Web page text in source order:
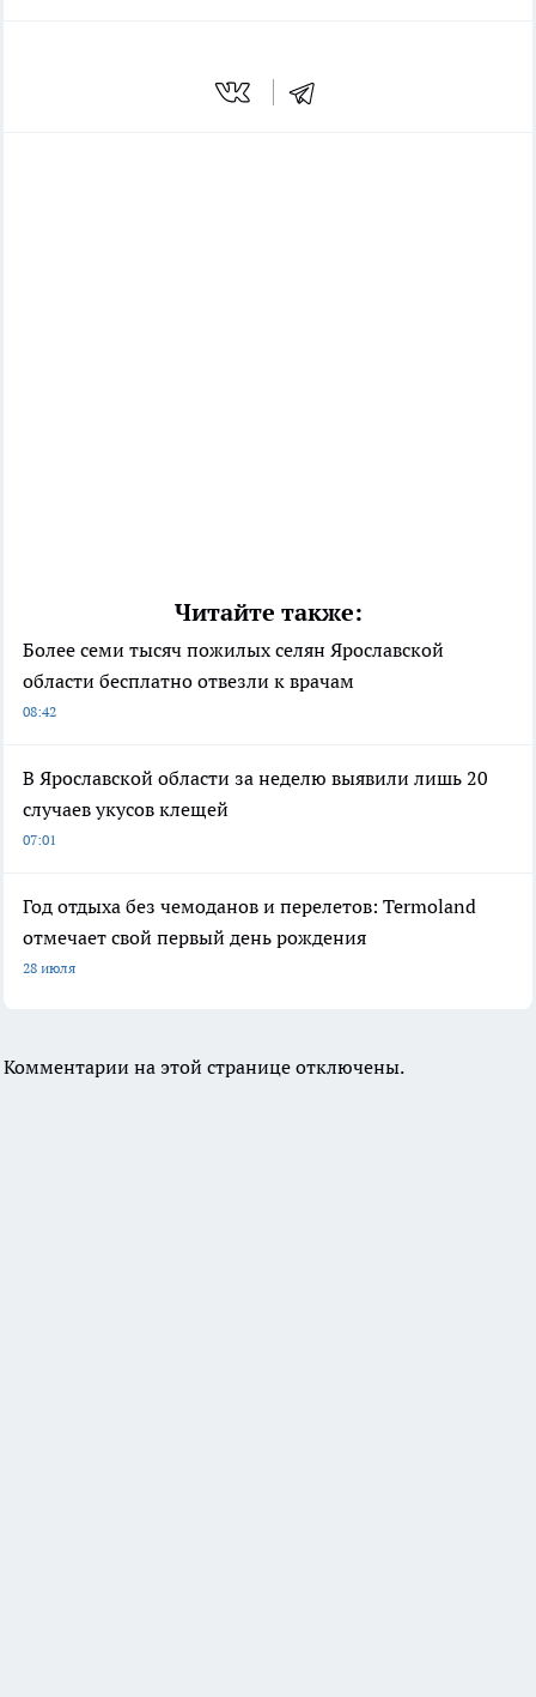
Читайте также:
Более семи тысяч пожилых селян Ярославской
области бесплатно отвезли к врачам
08:42
В Ярославской области за неделю выявили лишь 20
случаев укусов клещей
07:01
Год отдыха без чемоданов и перелетов: Termoland
отмечает свой первый день рождения
28 июля
Комментарии на этой странице отключены.